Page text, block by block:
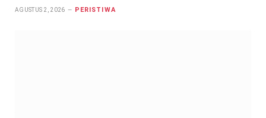
AGUSTUS 2, 2026 PERISTIWA